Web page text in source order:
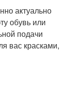
актуально
обувь или
подачи
вас красками,